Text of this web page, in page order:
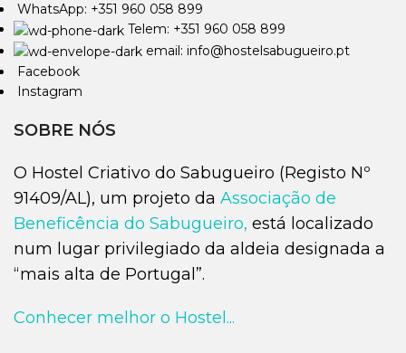
WhatsApp: +351 960 058 899
Telem: +351 960 058 899
email: info@hostelsabugueiro.pt
Facebook
Instagram
SOBRE NÓS
O Hostel Criativo do Sabugueiro (Registo Nº
91409/AL), um projeto da Associação de
Beneficência do Sabugueiro, está localizado
num lugar privilegiado da aldeia designada a
“mais alta de Portugal”.
Conhecer melhor o Hostel...